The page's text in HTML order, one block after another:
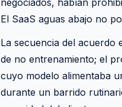
negociados, habían
El SaaS aguas abajo no
La secuencia del acuerdo
de no entrenamiento; el
cuyo modelo alimentaba
durante un barrido